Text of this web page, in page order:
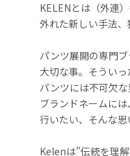
KELENとは（外連
外れた新しい手法、
パンツ展開の専門
大切な事。そうい
パンツには不可欠な
ブランドネームに
行いたい、そんな思
Kelenは”伝統を理